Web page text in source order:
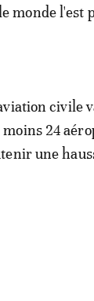
monde l'est
civile
moins 24
une